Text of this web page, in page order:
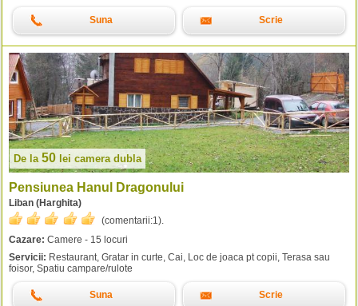
Suna Scrie
De la 50 lei camera dubla
Pensiunea Hanul Dragonului
Liban (Harghita)
(comentarii:1).
Cazare: Camere - 15 locuri
Servicii: Restaurant, Gratar in curte, Cai, Loc de joaca pt copii, Terasa sau
foisor, Spatiu campare/rulote
Suna Scrie